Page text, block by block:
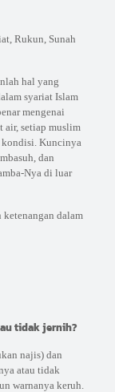
hal yang
syariat Islam
mengenai
air, setiap muslim
kondisi. Kuncinya
dan
Nya di luar
ketenangan dalam
tidak jernih?
najis) dan
atau tidak
warnanya keruh.